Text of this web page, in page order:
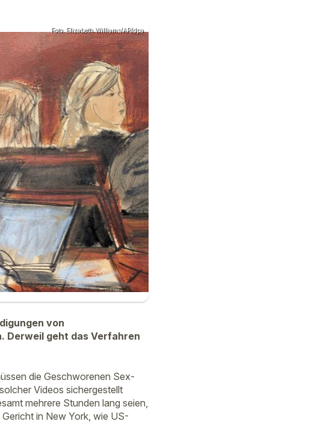
Foto: Elizabeth Williams/AP/dpa
von
Derweil geht das Verfahren
die Geschworenen Sex-
Videos sichergestellt
mehrere Stunden lang seien,
in New York, wie US-